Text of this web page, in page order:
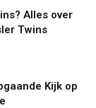
Alles over
Twins
Kijk op